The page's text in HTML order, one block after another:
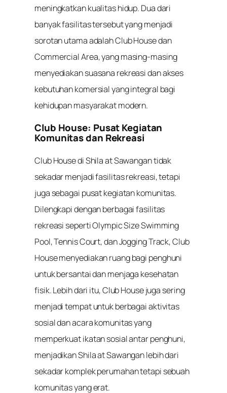
meningkatkan kualitas hidup. Dua dari
banyak fasilitas tersebut yang menjadi
sorotan utama adalah Club House dan
Commercial Area, yang masing-masing
menyediakan suasana rekreasi dan akses
kebutuhan komersial yang integral bagi
kehidupan masyarakat modern.
Club House: Pusat Kegiatan
Komunitas dan Rekreasi
Club House di Shila at Sawangan tidak
sekadar menjadi fasilitas rekreasi, tetapi
juga sebagai pusat kegiatan komunitas.
Dilengkapi dengan berbagai fasilitas
rekreasi seperti Olympic Size Swimming
Pool, Tennis Court, dan Jogging Track, Club
House menyediakan ruang bagi penghuni
untuk bersantai dan menjaga kesehatan
fisik. Lebih dari itu, Club House juga sering
menjadi tempat untuk berbagai aktivitas
sosial dan acara komunitas yang
memperkuat ikatan sosial antar penghuni,
menjadikan Shila at Sawangan lebih dari
sekadar komplek perumahan tetapi sebuah
komunitas yang erat.